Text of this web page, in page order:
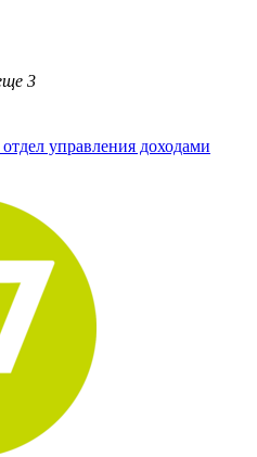
3
управления доходами